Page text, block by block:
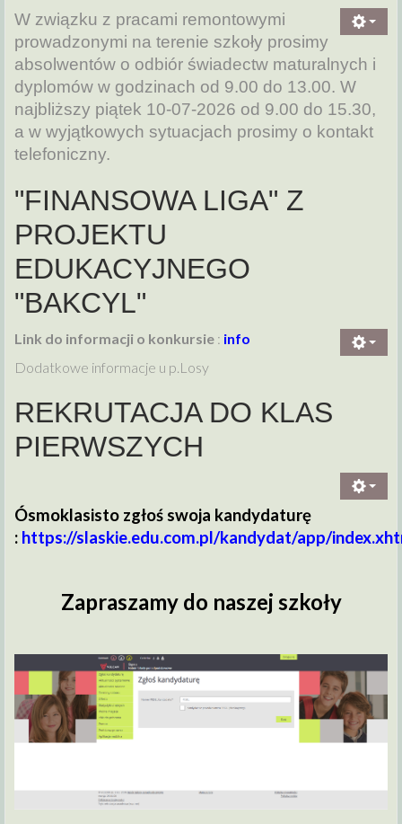
W związku z pracami remontowymi
prowadzonymi na terenie szkoły prosimy
absolwentów o odbiór świadectw maturalnych i
dyplomów w godzinach od 9.00 do 13.00. W
najbliższy piątek 10-07-2026 od 9.00 do 15.30,
a w wyjątkowych sytuacjach prosimy o kontakt
telefoniczny.
"FINANSOWA LIGA" Z
PROJEKTU
EDUKACYJNEGO
"BAKCYL"
Link do informacji o konkursie : info
Dodatkowe informacje u p.Losy
REKRUTACJA DO KLAS
PIERWSZYCH
Ósmoklasisto zgłoś swoja kandydaturę
: https://slaskie.edu.com.pl/kandydat/app/
Zapraszamy do naszej szkoły